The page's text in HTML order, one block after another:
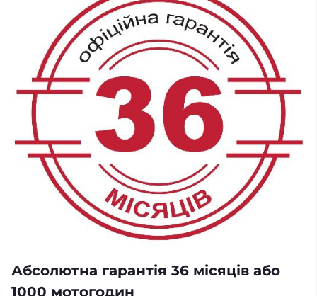
Абсолютна гарантія 36 місяців або
1000 мотогодин